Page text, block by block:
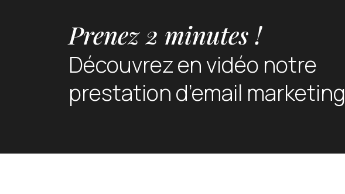
Prenez 2 minutes !
Découvrez en vidéo notre
prestation d’email marketing